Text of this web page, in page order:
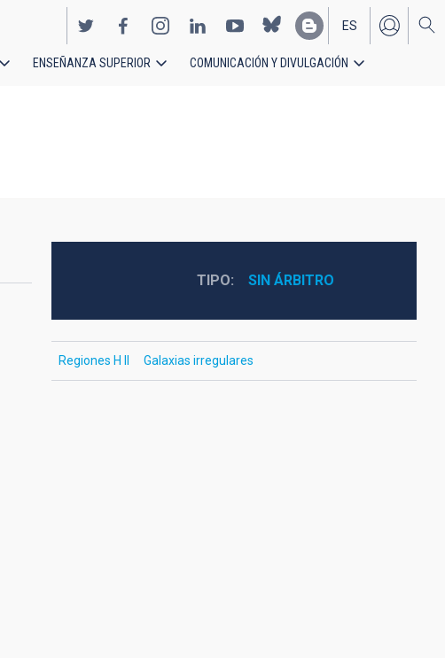
EN
ES
ENSEÑANZA SUPERIOR COMUNICACIÓN Y DIVULGACIÓN
TIPO SIN ÁRBITRO
Regiones H II Galaxias irregulares